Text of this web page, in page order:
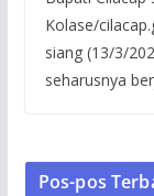
Kolase/
siang (13/3/
seharusnya
Pos-pos